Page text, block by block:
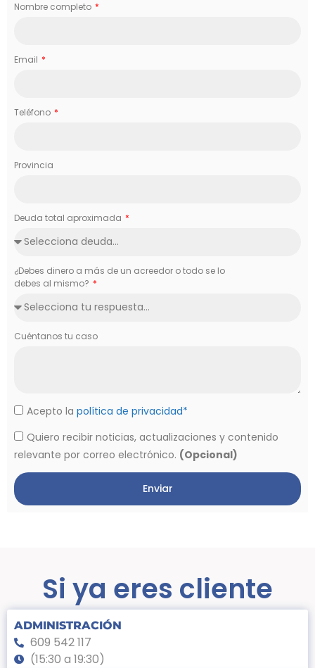
Nombre completo
Email
Teléfono
Provincia
Deuda total aproximada
¿Debes dinero a más de un acreedor o todo se lo
debes al mismo?
Cuéntanos tu caso
Acepto la política de privacidad*
Quiero recibir noticias, actualizaciones y contenido
relevante por correo electrónico. (Opcional)
Enviar
Si ya eres cliente
ADMINISTRACIÓN
609 542 117
(15:30 a 19:30)